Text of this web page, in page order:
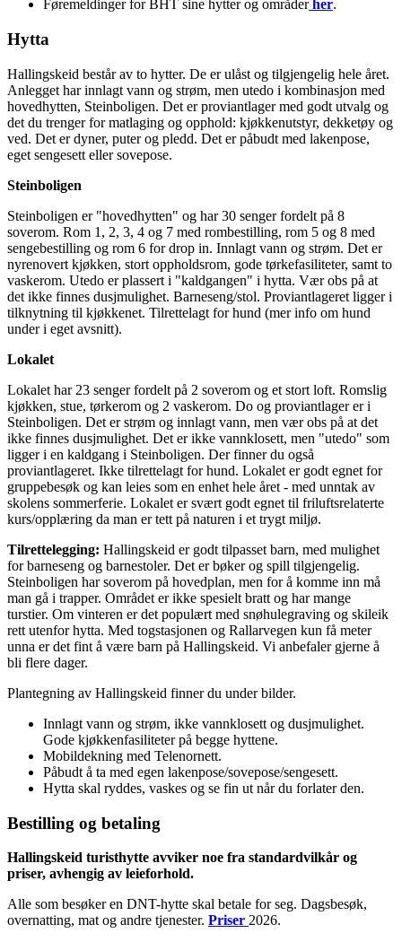
Føremeldinger for BHT sine hytter og områderher.
Hytta
Hallingskeid består av to hytter. De er ulåst og tilgjengelig hele året.
Anlegget har innlagt vann og strøm, men utedo i kombinasjon med
hovedhytten, Steinboligen. Det er proviantlager med godt utvalg og
det du trenger for matlaging og opphold: kjøkkenutstyr, dekketøy og
ved. Det er dyner, puter og pledd. Det er påbudt med lakenpose,
eget sengesett eller sovepose.
Steinboligen
Steinboligen er "hovedhytten" og har 30 senger fordelt på 8
soverom. Rom 1, 2, 3, 4 og 7 med rombestilling, rom 5 og 8 med
sengebestilling og rom 6 for drop in. Innlagt vann og strøm. Det er
nyrenovert kjøkken, stort oppholdsrom, gode tørkefasiliteter, samt to
vaskerom. Utedo er plassert i "kaldgangen" i hytta. Vær obs på at
det ikke finnes dusjmulighet. Barneseng/stol. Proviantlageret ligger i
tilknytning til kjøkkenet. Tilrettelagt for hund (mer info om hund
under i eget avsnitt).
Lokalet
Lokalet har 23 senger fordelt på 2 soverom og et stort loft. Romslig
kjøkken, stue, tørkerom og 2 vaskerom. Do og proviantlager er i
Steinboligen. Det er strøm og innlagt vann, men vær obs på at det
ikke finnes dusjmulighet. Det er ikke vannklosett, men "utedo" som
ligger i en kaldgang i Steinboligen. Der finner du også
proviantlageret. Ikke tilrettelagt for hund. Lokalet er godt egnet for
gruppebesøk og kan leies som en enhet hele året - med unntak av
skolens sommerferie. Lokalet er svært godt egnet til friluftsrelaterte
kurs/opplæring da man er tett på naturen i et trygt miljø.
Tilrettelegging: Hallingskeid er godt tilpasset barn, med mulighet
for barneseng og barnestoler. Det er bøker og spill tilgjengelig.
Steinboligen har soverom på hovedplan, men for å komme inn må
man gå i trapper. Området er ikke spesielt bratt og har mange
turstier. Om vinteren er det populært med snøhulegraving og skileik
rett utenfor hytta. Med togstasjonen og Rallarvegen kun få meter
unna er det fint å være barn på Hallingskeid. Vi anbefaler gjerne å
bli flere dager.
Plantegning av Hallingskeid finner du under bilder.
Innlagt vann og strøm, ikke vannklosett og dusjmulighet.
Gode kjøkkenfasiliteter på begge hyttene.
Mobildekning med Telenornett.
Påbudt å ta med egen lakenpose/sovepose/sengesett.
Hytta skal ryddes, vaskes og se fin ut når du forlater den.
Bestilling og betaling
Hallingskeid turisthytte avviker noe fra standardvilkår og
priser, avhengig av leieforhold.
Alle som besøker en DNT-hytte skal betale for seg. Dagsbesøk,
overnatting, mat og andre tjenester. Priser 2026.